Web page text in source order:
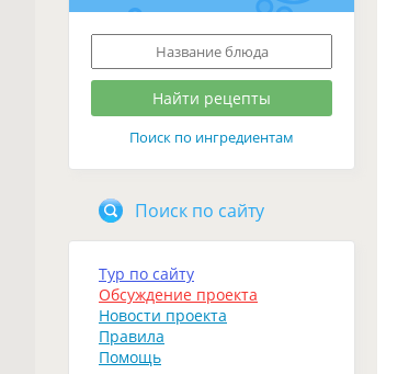
Поиск по ингредиентам
Поиск по сайту
Тур по сайту
Обсуждение проекта
Новости проекта
Правила
Помощь